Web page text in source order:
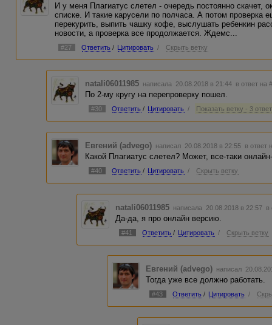
И у меня Плагиатус слетел - очередь постоянно скачет,
списке. И такие карусели по полчаса. А потом проверка
перекурить, выпить чашку кофе, выслушать ребенкин
новости, а проверка все продолжается. Ждемс...
#27 Ответить / Цитировать / Скрыть ветку
natali06011985 написала 20.08.2018 в 21:44 в ответ на
По 2-му кругу на перепроверку пошел.
#30 Ответить / Цитировать / Показать ветку - 3
Евгений (advego) написал 20.08.2018 в 22:55 в ответ
Какой Плагиатус слетел? Может, все-таки
#40 Ответить / Цитировать / Скрыть ветку
natali06011985 написала 20.08.2018 в 22:57 в
Да-да, я про онлайн версию.
#41 Ответить / Цитировать / Скрыть ветку
Евгений (advego) написал
Тогда уже все должно работать.
#43 Ответить / Цитировать /